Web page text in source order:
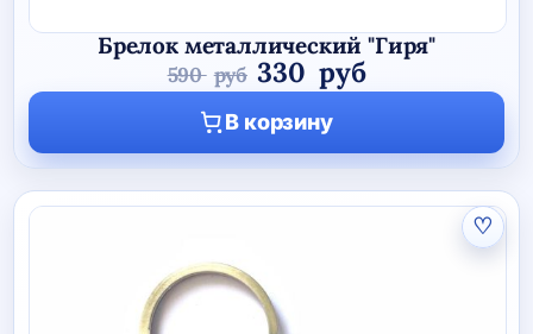
Брелок металлический "Гиря"
590 руб
Первоначальная
цена
составляла
590 руб.
330 руб
Текущая
цена:
330 руб.
В корзину
♡